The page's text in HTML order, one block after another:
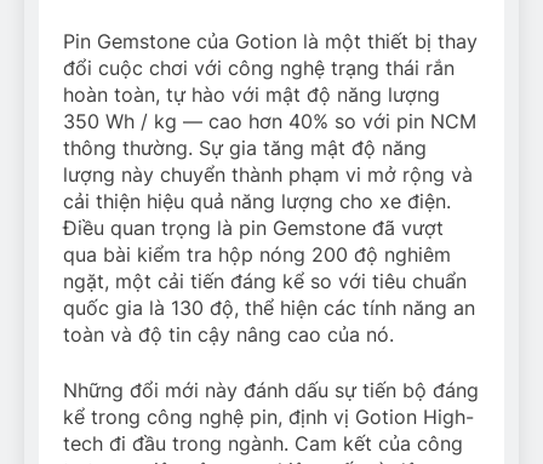
Pin Gemstone của Gotion là một thiết bị thay
đổi cuộc chơi với công nghệ trạng thái rắn
hoàn toàn, tự hào với mật độ năng lượng
350 Wh / kg — cao hơn 40% so với pin NCM
thông thường. Sự gia tăng mật độ năng
lượng này chuyển thành phạm vi mở rộng và
cải thiện hiệu quả năng lượng cho xe điện.
Điều quan trọng là pin Gemstone đã vượt
qua bài kiểm tra hộp nóng 200 độ nghiêm
ngặt, một cải tiến đáng kể so với tiêu chuẩn
quốc gia là 130 độ, thể hiện các tính năng an
toàn và độ tin cậy nâng cao của nó.
Những đổi mới này đánh dấu sự tiến bộ đáng
kể trong công nghệ pin, định vị Gotion High-
tech đi đầu trong ngành. Cam kết của công